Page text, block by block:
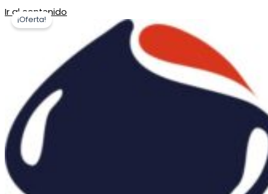
Ir al contenido
¡Oferta!